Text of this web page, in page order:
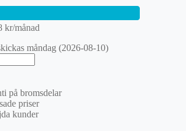
kr/månad
måndag (2026-08-10)
på bromsdelar
priser
kunder